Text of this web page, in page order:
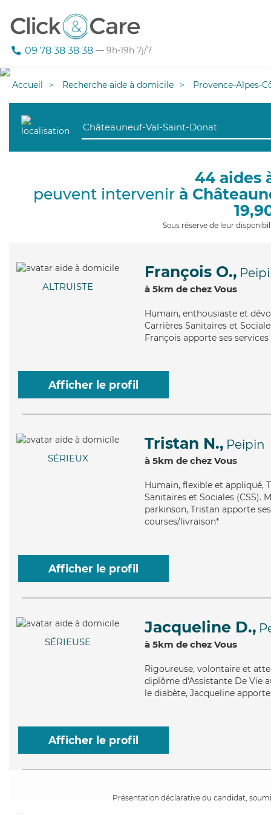
09 78 38 38 38 — 9h-19h 7j/7
Accueil Recherche aide à domicile Provence-Alpes-
44 aides
peuvent intervenir à
Sous réserve de leur
ALTRUISTE
François O.,
à 5km de chez Vous
Humain, enthousiaste et
Carrières Sanitaires et
François apporte ses
Afficher le profil
SÉRIEUX
Tristan N., Peipin
à 5km de chez Vous
Humain, flexible et appliqué,
Sanitaires et Sociales (CSS).
parkinson, Tristan apporte
courses/livraison*
Afficher le profil
SÉRIEUSE
Jacqueline D.,
à 5km de chez Vous
Rigoureuse, volontaire et
diplôme d'Assistante De Vie
le diabète, Jacqueline
Afficher le profil
Présentation déclarative du candidat,